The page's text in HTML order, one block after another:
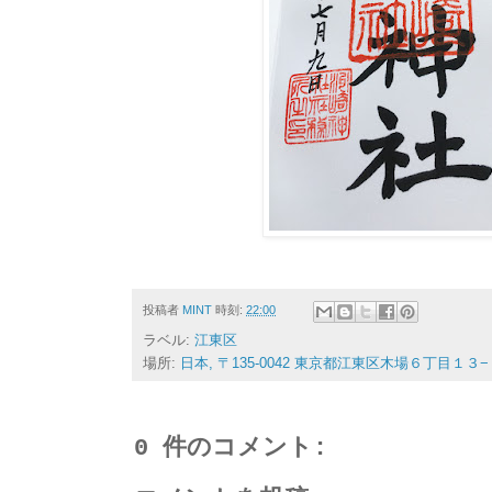
投稿者 MINT 時刻: 22:00
ラベル: 江東区
場所: 日本, 〒135-0042 東京都江東区木場６丁目１３−
0 件のコメント: